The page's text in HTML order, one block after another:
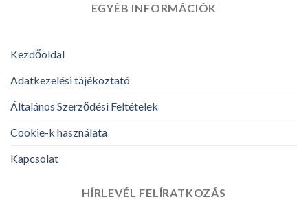
EGYÉB INFORMÁCIÓK
Kezdőoldal
Adatkezelési tájékoztató
Általános Szerződési Feltételek
Cookie-k használata
Kapcsolat
HÍRLEVÉL FELÍRATKOZÁS